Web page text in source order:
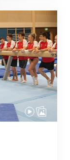
clairs